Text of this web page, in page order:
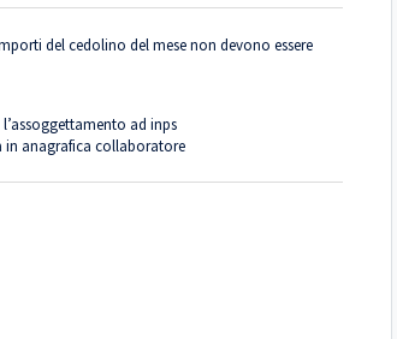
del cedolino del mese non devono essere
ad inps
in anagrafica collaboratore